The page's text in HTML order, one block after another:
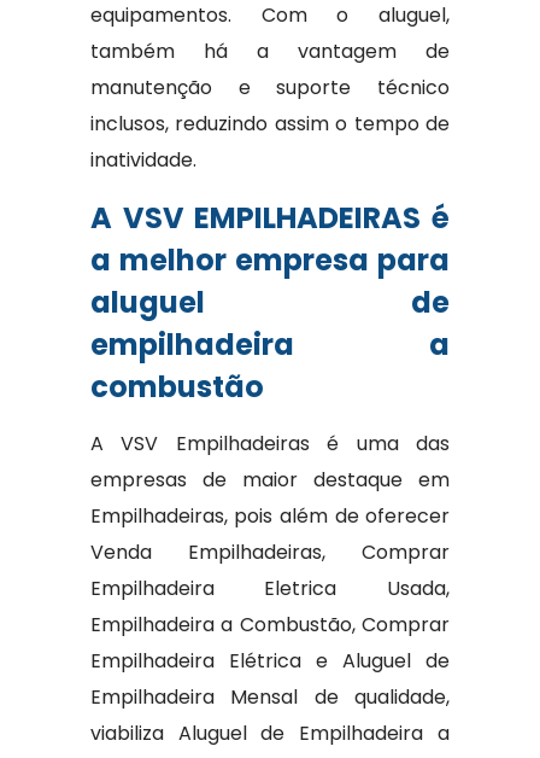
equipamentos. Com o aluguel,
também há a vantagem de
manutenção e suporte técnico
inclusos, reduzindo assim o tempo de
inatividade.
A VSV EMPILHADEIRAS é
a melhor empresa para
aluguel de
empilhadeira a
combustão
A VSV Empilhadeiras é uma das
empresas de maior destaque em
Empilhadeiras, pois além de oferecer
Venda Empilhadeiras, Comprar
Empilhadeira Eletrica Usada,
Empilhadeira a Combustão, Comprar
Empilhadeira Elétrica e Aluguel de
Empilhadeira Mensal de qualidade,
viabiliza Aluguel de Empilhadeira a